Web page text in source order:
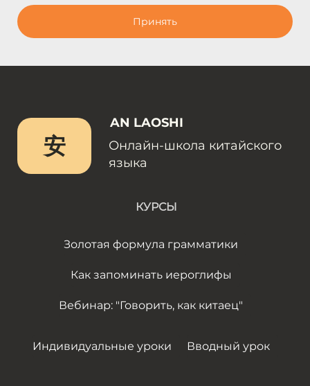
Принять
安
AN LAOSHI
Онлайн-школа китайского
языка
КУРСЫ
Золотая формула грамматики
Как запоминать иероглифы
Вебинар: "Говорить, как китаец"
Индивидуальные уроки Вводный урок